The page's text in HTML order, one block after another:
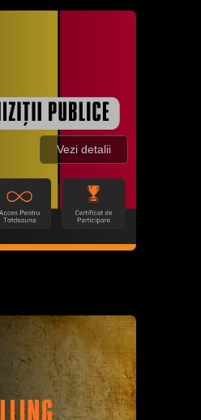
Vezi detalii